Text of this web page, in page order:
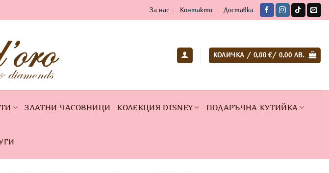
За нас Контакти Доставка
КОЛИЧКА / 0,00€/ 0,00 ЛВ.
ЗЛАТНИ ЧАСОВНИЦИ КОЛЕКЦИЯ DISNEY ПОДАРЪЧНА КУТИЙКА